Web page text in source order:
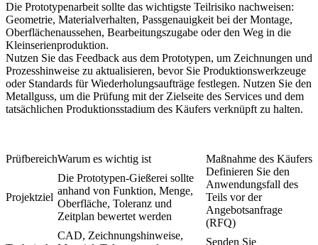
Die Prototypenarbeit sollte das wichtigste Teilrisiko nachweisen:
Geometrie, Materialverhalten, Passgenauigkeit bei der Montage,
Oberflächenaussehen, Bearbeitungszugabe oder den Weg in die
Kleinserienproduktion.
Nutzen Sie das Feedback aus dem Prototypen, um Zeichnungen und
Prozesshinweise zu aktualisieren, bevor Sie Produktionswerkzeuge
oder Standards für Wiederholungsaufträge festlegen. Nutzen Sie den
Metallguss, um die Prüfung mit der Zielseite des Services und dem
tatsächlichen Produktionsstadium des Käufers verknüpft zu halten.
PrüfbereichWarum es wichtig ist Maßnahme des Käufers
Projektziel
Die Prototypen-Gießerei sollte
anhand von Funktion, Menge,
Oberfläche, Toleranz und
Zeitplan bewertet werden
Definieren Sie den
Anwendungsfall des
Teils vor der
Angebotsanfrage
(RFQ)
CAD, Zeichnungshinweise,
Senden Sie